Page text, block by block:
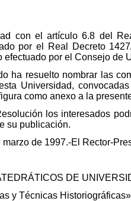
con el artículo 6.8 del
por el Real Decreto
efectuado por el Consejo de
ha resuelto nombrar las
Universidad,
como anexo a la
los interesados
su publicación.
marzo de 1997.-El Rector-
DE
y Técnicas Historiográficas»